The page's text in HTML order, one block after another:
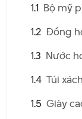
1.1 Bộ mỹ
1.2 Đồng
1.3 Nước
1.4 Túi
1.5 Giày